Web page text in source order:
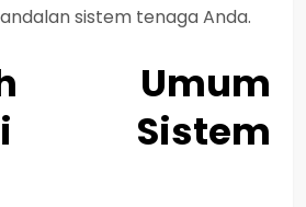
sistem tenaga Anda.
Umum
Sistem